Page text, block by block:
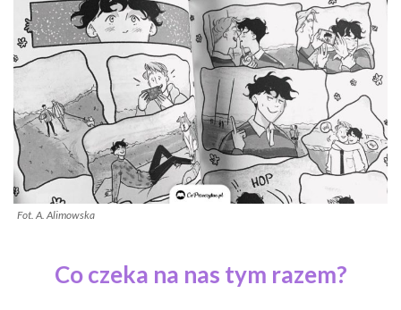
Fot. A. Alimowska
Co czeka na nas tym razem?